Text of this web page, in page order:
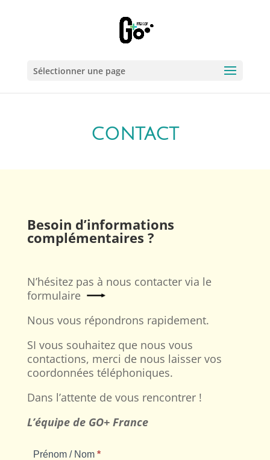
Sélectionner une page
CONTACT
Besoin d’informations
complémentaires ?
N’hésitez pas à nous contacter via le
formulaire
Nous vous répondrons rapidement.
SI vous souhaitez que nous vous
contactions, merci de nous laisser vos
coordonnées téléphoniques.
Dans l’attente de vous rencontrer !
L’équipe de GO+ France
Contact
Prénom / Nom *